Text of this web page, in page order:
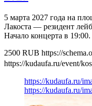
5 марта 2027 года на
Лакоста — резидент
Начало концерта в 19:00.
2500 RUB https://
https://kudaufa.ru/event/
https://kudaufa.ru/
https://kudaufa.ru/